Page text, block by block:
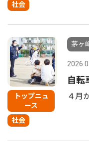
社会
トップニュ
ース
社会
茅ヶ
自転
４月